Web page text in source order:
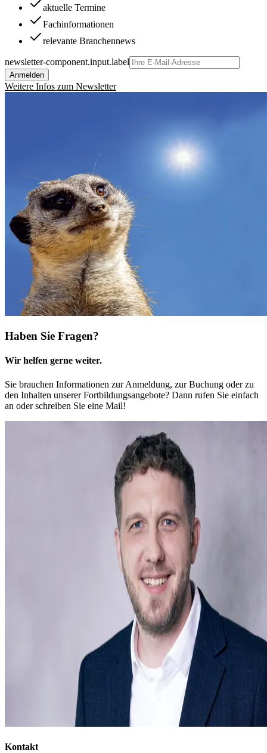
aktuelle Termine
Fachinformationen
relevante Branchennews
newsletter-component.input.label
Anmelden
Weitere Infos zum Newsletter
Haben Sie Fragen?
Wir helfen gerne weiter.
Sie brauchen Informationen zur Anmeldung, zur Buchung oder zu
den Inhalten unserer Fortbildungsangebote? Dann rufen Sie einfach
an oder schreiben Sie eine Mail!
Kontakt